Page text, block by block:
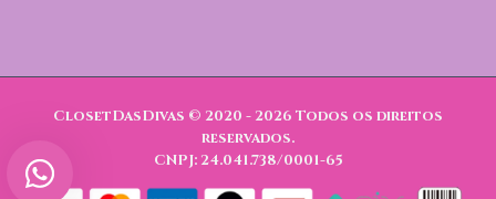
ClosetDasDivas © 2020 - 2026 Todos os direitos
reservados.
CNPJ: 24.041.738/0001-65